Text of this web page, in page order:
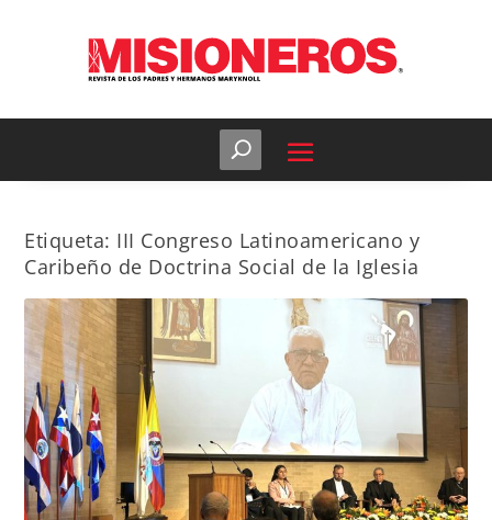
Etiqueta: III Congreso Latinoamericano y
Caribeño de Doctrina Social de la Iglesia